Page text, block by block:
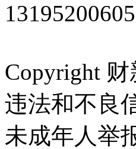
Copyright
违法和不良
未成年人举